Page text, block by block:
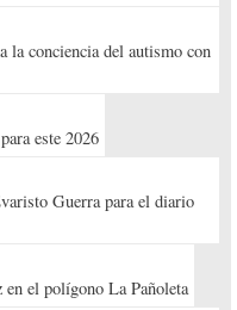
conciencia del autismo con
este 2026
Guerra para el diario
el polígono La Pañoleta